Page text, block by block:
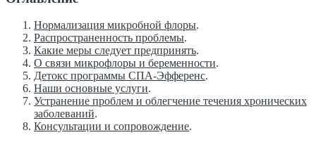
Нормализация микробной флоры.
Распространенность проблемы.
Какие меры следует предпринять.
О связи микрофлоры и беременности.
Детокс программы СПА-Эфференс.
Наши основные услуги.
Устранение проблем и облегчение течения хронических
заболеваний.
Консультации и сопровождение.